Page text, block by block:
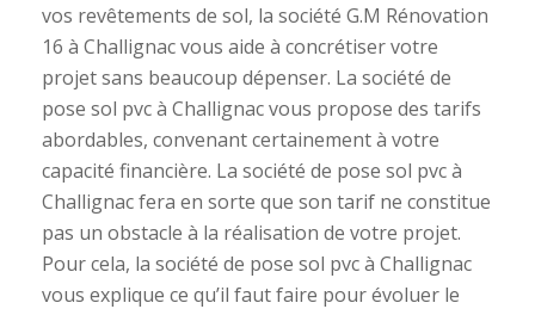
vos revêtements de sol, la société G.M Rénovation
16 à Challignac vous aide à concrétiser votre
projet sans beaucoup dépenser. La société de
pose sol pvc à Challignac vous propose des tarifs
abordables, convenant certainement à votre
capacité financière. La société de pose sol pvc à
Challignac fera en sorte que son tarif ne constitue
pas un obstacle à la réalisation de votre projet.
Pour cela, la société de pose sol pvc à Challignac
vous explique ce qu’il faut faire pour évoluer le